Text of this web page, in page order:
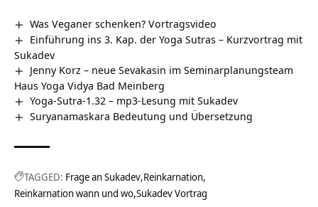
Was Veganer schenken? Vortragsvideo
Einführung ins 3. Kap. der Yoga Sutras – Kurzvortrag mit
Sukadev
Jenny Korz – neue Sevakasin im Seminarplanungsteam
Haus Yoga Vidya Bad Meinberg
Yoga-Sutra-1.32 – mp3-Lesung mit Sukadev
Suryanamaskara Bedeutung und Übersetzung
TAGGED: Frage an Sukadev Reinkarnation
Reinkarnation wann und wo Sukadev Vortrag